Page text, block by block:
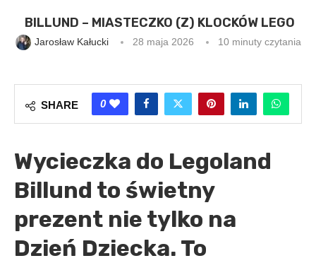
BILLUND – MIASTECZKO (Z) KLOCKÓW LEGO
Jarosław Kałucki 28 maja 2026 10 minuty czytania
SHARE 0
Wycieczka do Legoland
Billund to świetny
prezent nie tylko na
Dzień Dziecka. To